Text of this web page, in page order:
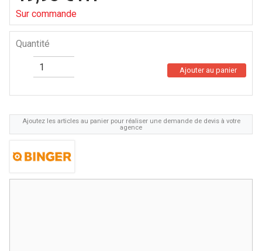
Ajoutez les articles au panier pour réaliser une demande de devis à votre
agence
Sur commande
Quantité
Ajouter au panier